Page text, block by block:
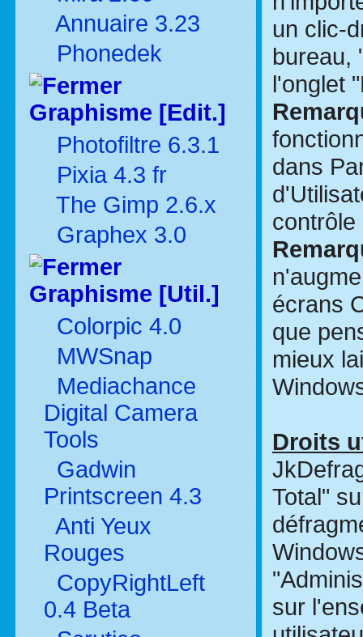
Annuaire 3.23
Phonedek
Graphisme [Edit.]
Photofiltre 6.3.1
Pixia 4.3 fr
The Gimp 2.6.x
Graphex 3.0
Graphisme [Util.]
Colorpic 4.0
MWSnap
Mediachance
Digital Camera
Tools
Gadwin
Printscreen 4.3
Anti Yeux
Rouges
CopyRightLeft
0.4 Beta
un clic-
bureau,
l'onglet
dans
écrans
que
mieux
Droits
Total"
sur